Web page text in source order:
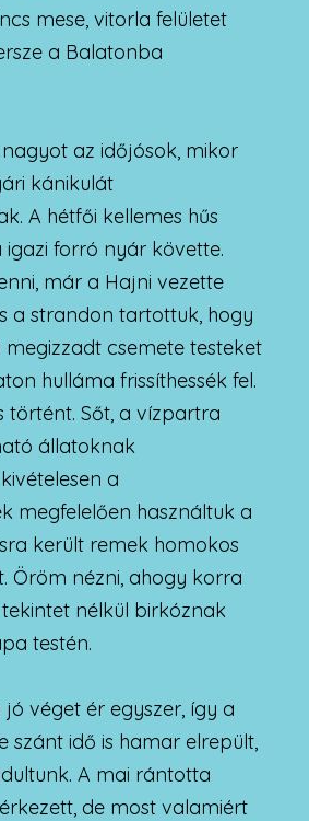
mese, vitorla felületet
a Balatonba
az időjósok, mikor
kánikulát
A hétfői kellemes hűs
forró nyár követte.
már a Hajni vezette
a strandon tartottuk, hogy
megizzadt csemete testeket
hulláma frissíthessék fel.
történt. Sőt, a vízpartra
állatoknak
a
megfelelően használtuk a
került remek homokos
Öröm nézni, ahogy korra
nélkül birkóznak
testén.
jó véget ér egyszer, így a
szánt idő is hamar elrepült,
A mai rántotta
de most valamiért